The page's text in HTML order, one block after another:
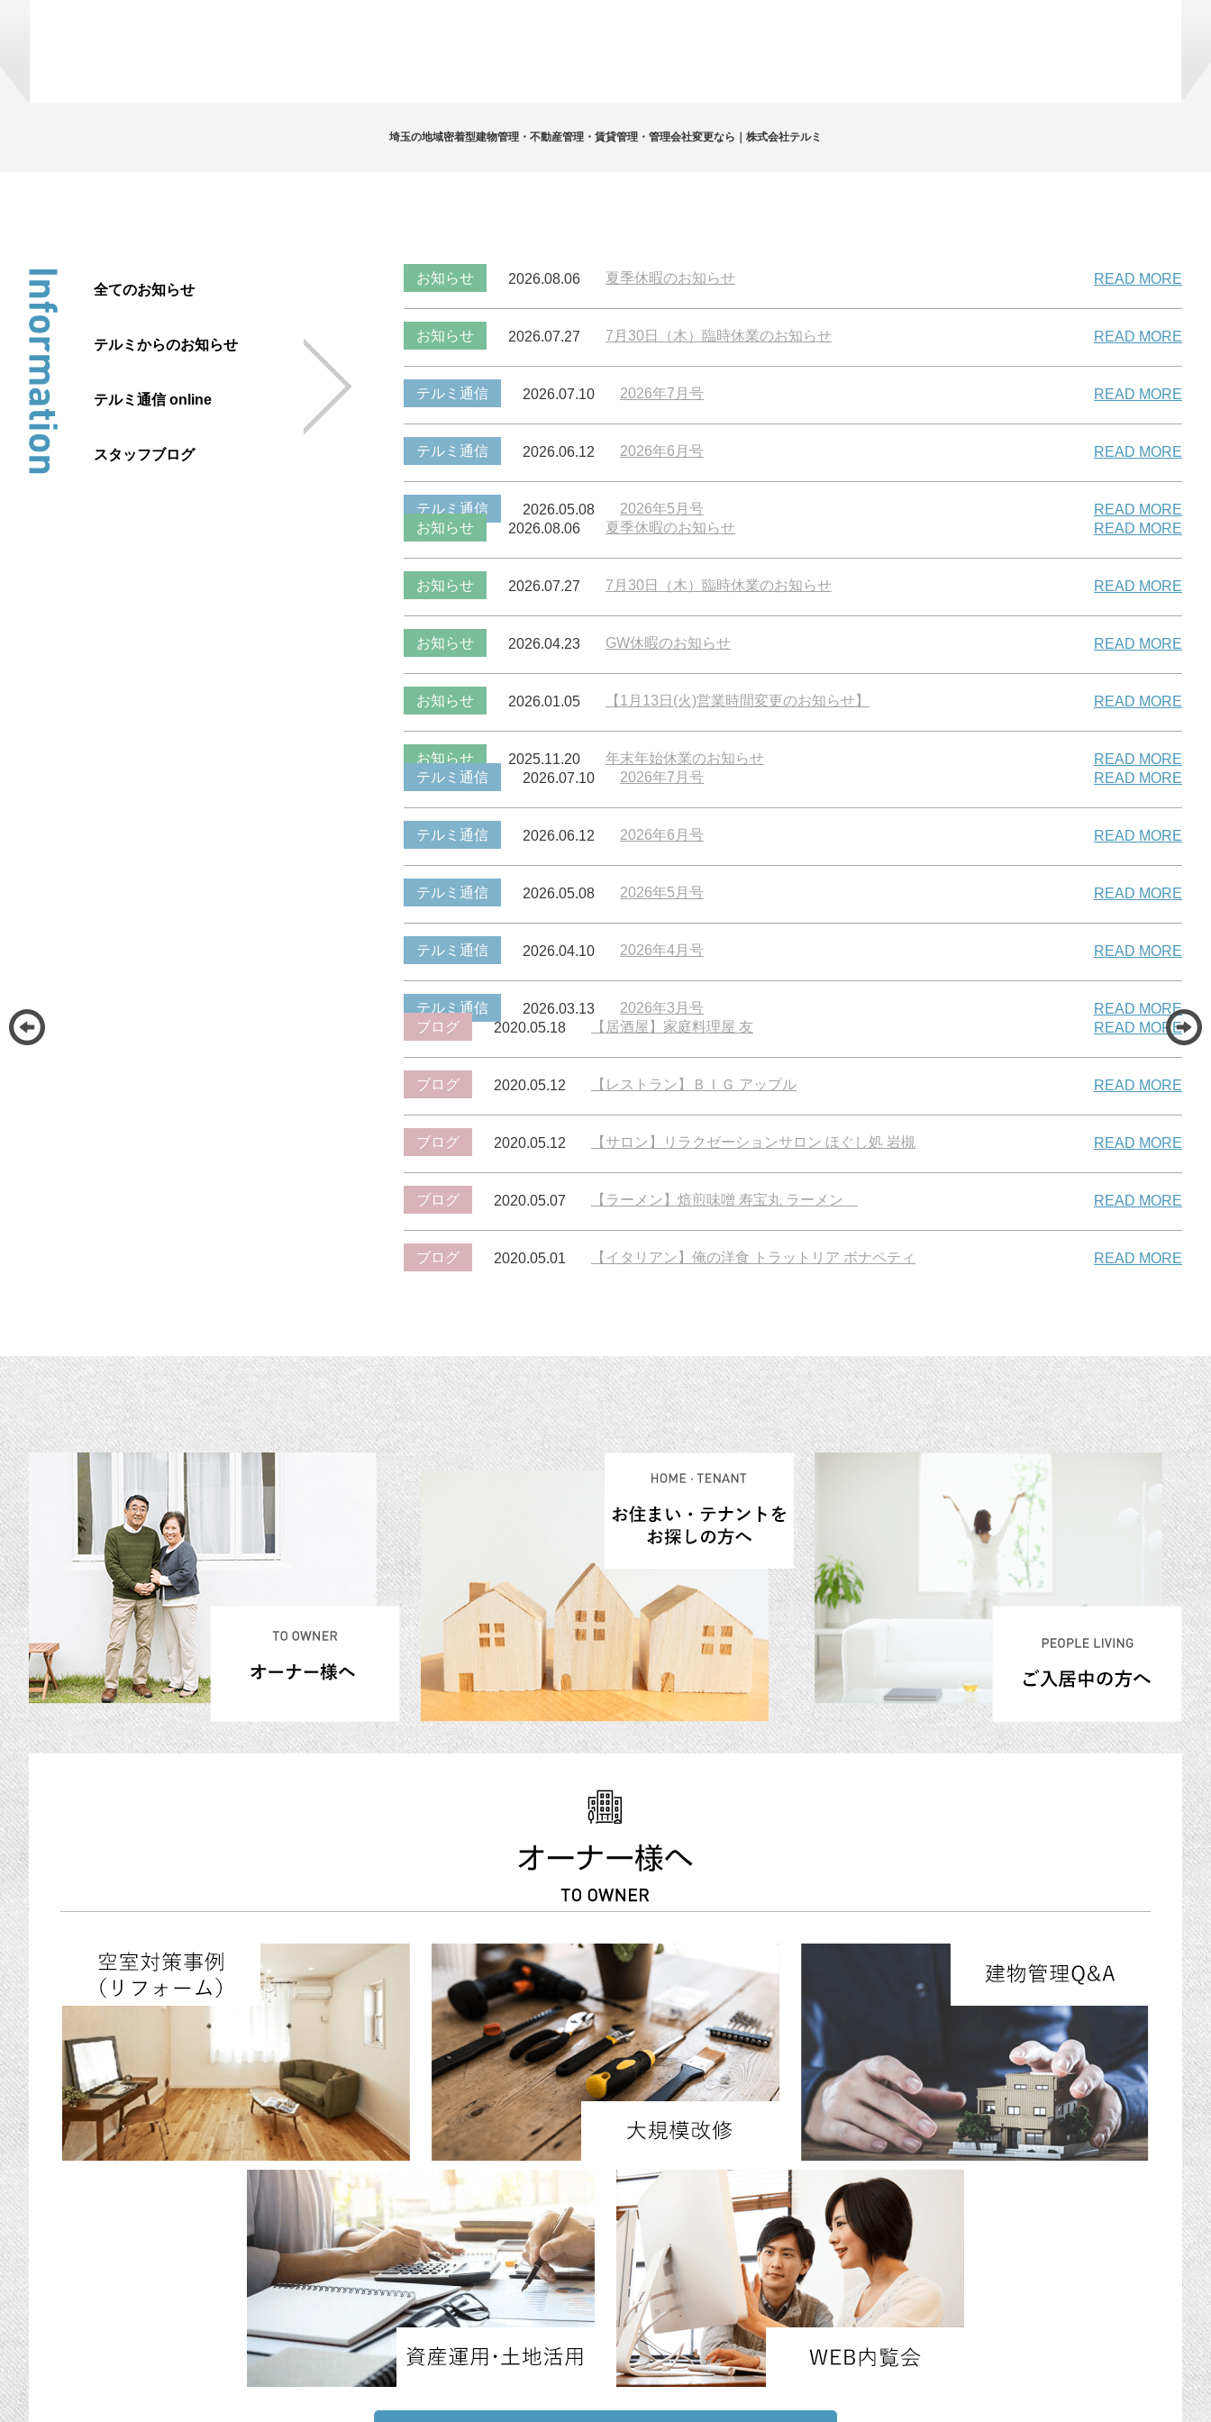
埼玉の地域密着型建物管理・不動産管理・賃貸管理・管理会社変更なら｜株式会社テルミ
全てのお知らせ
テルミからのお知らせ
テルミ通信 online
スタッフブログ
お知らせ 2026.08.06 夏季休暇のお知らせ READ MORE
お知らせ 2026.07.27 7月30日（木）臨時休業のお知らせ READ MORE
テルミ通信 2026.07.10 2026年7月号 READ MORE
テルミ通信 2026.06.12 2026年6月号 READ MORE
テルミ通信 2026.05.08 2026年5月号
READ MORE
お知らせ
2026.08.06 夏季休暇のお知らせ READ MORE
お知らせ 2026.07.27 7月30日（木）臨時休業のお知らせ READ MORE
お知らせ 2026.04.23 GW休暇のお知らせ READ MORE
お知らせ 2026.01.05 【1月13日(火)営業時間変更のお知らせ】 READ MORE
お知らせ 2025.11.20 年末年始休業のお知らせ
READ MORE
テルミ通信
2026.07.10 2026年7月号 READ MORE
テルミ通信 2026.06.12 2026年6月号 READ MORE
テルミ通信 2026.05.08 2026年5月号 READ MORE
テルミ通信 2026.04.10 2026年4月号 READ MORE
テルミ通信 2026.03.13 2026年3月号
READ MORE
ブログ
2020.05.18 【居酒屋】家庭料理屋 友 READ MORE
ブログ 2020.05.12 【レストラン】ＢＩＧ アップル READ MORE
ブログ 2020.05.12 【サロン】リラクゼーションサロン ほぐし処 岩槻 READ MORE
ブログ 2020.05.07 【ラーメン】焙煎味噌 寿宝丸 ラーメン READ MORE
ブログ 2020.05.01 【イタリアン】俺の洋食 トラットリア ボナペティ READ MORE